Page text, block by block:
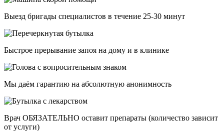
Выезд бригады специалистов в течение 25-30 минут
Быстрое прерывание запоя на дому и в клинике
Мы даём гарантию на абсолютную анонимность
Врач ОБЯЗАТЕЛЬНО оставит препараты (количество зависит
от услуги)